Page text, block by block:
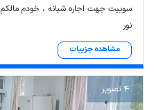
سوییت جهت اجاره شبانه ، خودم مالکم
نور
مشاهده جزییات
4 تصویر